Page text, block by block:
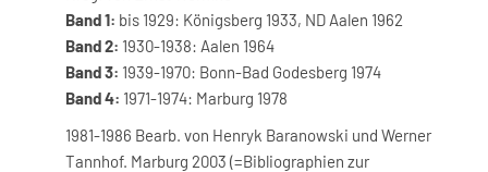
Band 1: bis 1929: Königsberg 1933, ND Aalen 1962
Band 2: 1930-1938: Aalen 1964
Band 3: 1939-1970: Bonn-Bad Godesberg 1974
Band 4: 1971-1974: Marburg 1978
1981-1986 Bearb. von Henryk Baranowski und Werner
Tannhof. Marburg 2003 (=Bibliographien zur